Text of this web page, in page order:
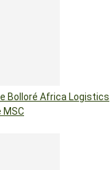
Bolloré Africa Logistics
MSC